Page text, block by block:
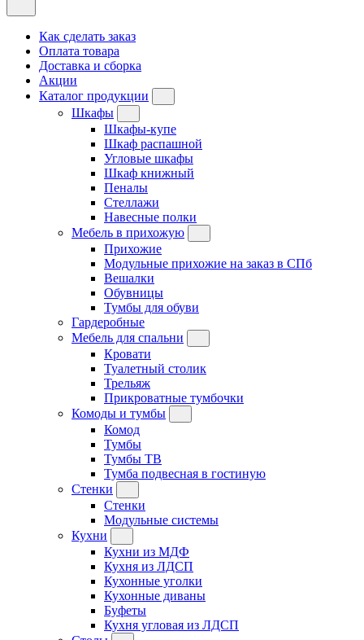
Как сделать заказ
Оплата товара
Доставка и сборка
Акции
Каталог продукции
Шкафы
Шкафы-купе
Шкаф распашной
Угловые шкафы
Шкаф книжный
Пеналы
Стеллажи
Навесные полки
Мебель в прихожую
Прихожие
Модульные прихожие на заказ в СПб
Вешалки
Обувницы
Тумбы для обуви
Гардеробные
Мебель для спальни
Кровати
Туалетный столик
Трельяж
Прикроватные тумбочки
Комоды и тумбы
Комод
Тумбы
Тумбы ТВ
Тумба подвесная в гостиную
Стенки
Стенки
Модульные системы
Кухни
Кухни из МДФ
Кухня из ЛДСП
Кухонные уголки
Кухонные диваны
Буфеты
Кухня угловая из ЛДСП